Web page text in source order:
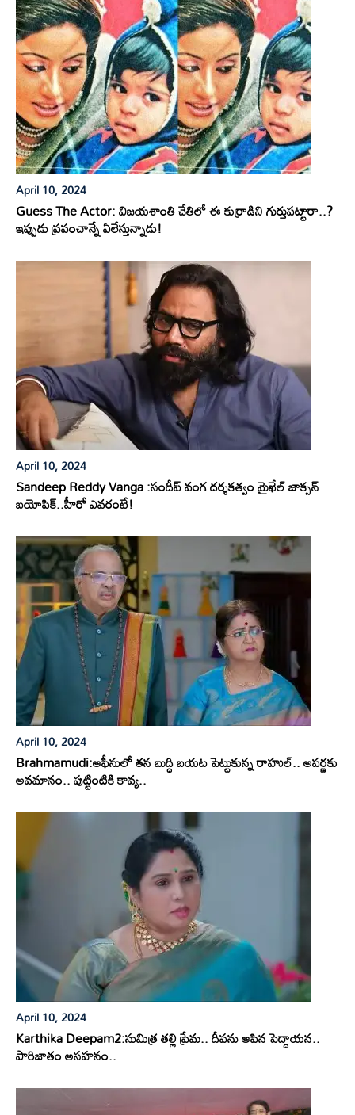
April 10, 2024
Guess The Actor: విజయశాంతి చేతిలో ఈ కుర్రాడిని గుర్తుపట్టారా..?
ఇప్పుడు ప్రపంచాన్నే ఏలేస్తున్నాడు!
April 10, 2024
Sandeep Reddy Vanga :సందీప్ వంగ దర్శకత్వం మైఖేల్ జాక్సన్
బయోపిక్..హీరో ఎవరంటే!
April 10, 2024
Brahmamudi:ఆఫీసులో తన బుద్ధి బయట పెట్టుకున్న రాహుల్.. అపర్ణకు
అవమానం.. పుట్టింటికి కావ్య..
April 10, 2024
Karthika Deepam2:సుమిత్ర తల్లి ప్రేమ.. దీపను ఆపిన పెద్దాయన..
పారిజాతం అసహనం..